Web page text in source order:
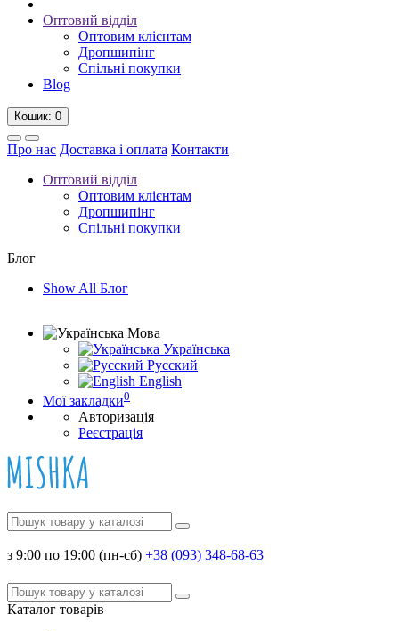
Оптовий відділ
Оптовим клієнтам
Дропшипінг
Спільні покупки
Blog
Кошик: 0
Про нас Доставка і оплата Контакти
Оптовий відділ
Оптовим клієнтам
Дропшипінг
Спільні покупки
Блог
Show All Блог
Мова
Українська
Русский
English
Мої закладки0
Авторизація
Реєстрація
з 9:00 по 19:00 (пн-сб) +38 (093) 348-68-63
Каталог товарів